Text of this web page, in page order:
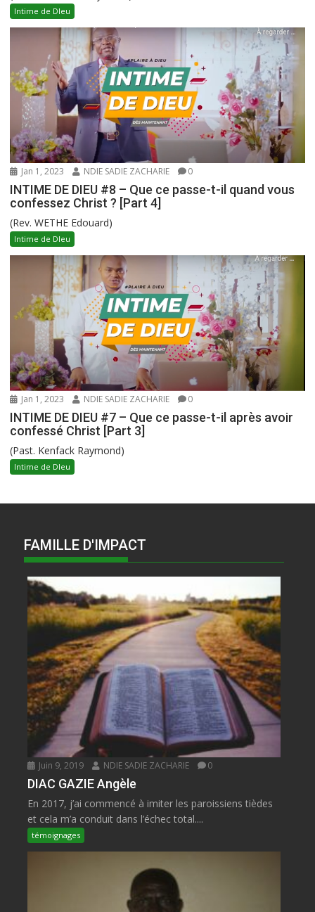
Intime de DIeu
Jan 1, 2023 NDIE SADIE ZACHARIE 0
INTIME DE DIEU #8 – Que ce passe-t-il quand vous
confessez Christ ? [Part 4]
(Rev. WETHE Edouard)
Intime de DIeu
Jan 1, 2023 NDIE SADIE ZACHARIE 0
INTIME DE DIEU #7 – Que ce passe-t-il après avoir
confessé Christ [Part 3]
(Past. Kenfack Raymond)
Intime de DIeu
FAMILLE D'IMPACT
Juin 9, 2019 NDIE SADIE ZACHARIE 0
DIAC GAZIE Angèle
En 2017, j’ai commencé à imiter les paroissiens tièdes
et cela m’a conduit dans l’échec total....
témoignages